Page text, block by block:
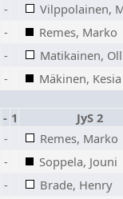
-
Vilppolainen,
-
Remes, Marko
-
Matikainen,
-
Mäkinen, Kesia
- 1
JyS 2
-
Remes, Marko
-
Soppela, Jouni
-
Brade, Henry